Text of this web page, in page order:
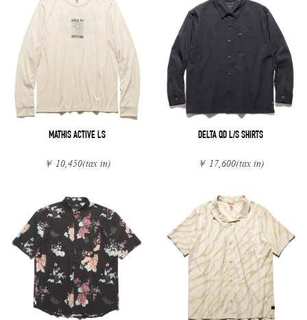
MATHIS ACTIVE LS
￥ 10,450(tax in)
DELTA QD L/S SHIRTS
￥ 17,600(tax in)